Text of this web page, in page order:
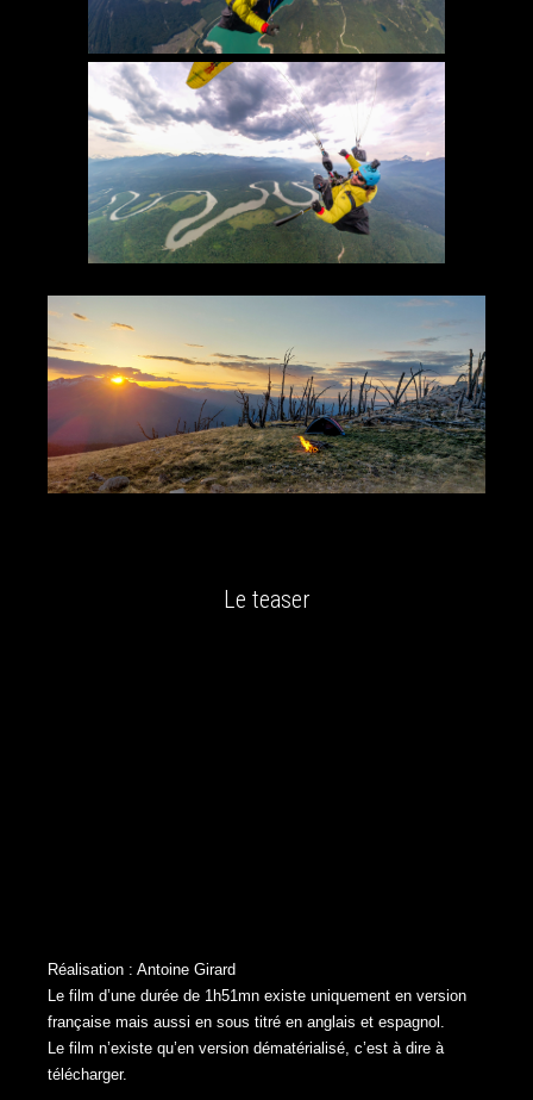
Le teaser
Réalisation : Antoine Girard
Le film d’une durée de 1h51mn existe uniquement en version
française mais aussi en sous titré en anglais et espagnol.
Le film n’existe qu’en version dématérialisé, c’est à dire à
télécharger.